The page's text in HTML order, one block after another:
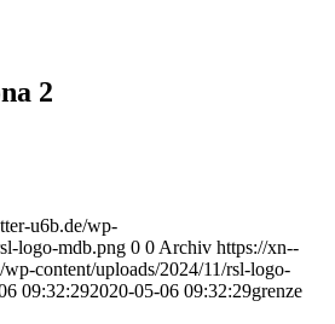
2
u6b.de/wp-
logo-mdb.png 0 0 Archiv https://xn--
content/uploads/2024/11/rsl-logo-
09:32:292020-05-06 09:32:29grenze